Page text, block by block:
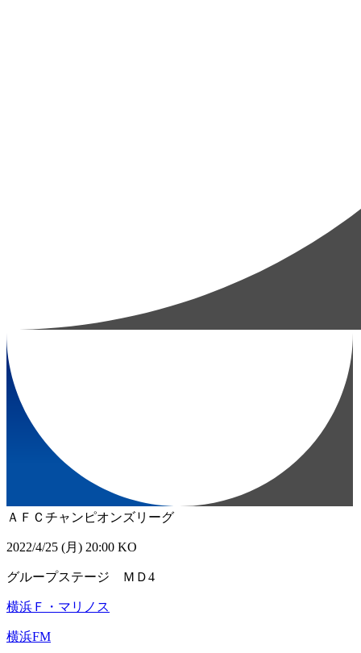
ＡＦＣチャンピオンズリーグ
2022/4/25 (月) 20:00 KO
グループステージ ＭＤ4
横浜Ｆ・マリノス
横浜FM